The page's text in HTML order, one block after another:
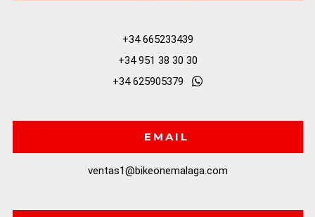
+34 665233439
+34 951 38 30 30
+34 625905379
EMAIL
ventas1@bikeonemalaga.com